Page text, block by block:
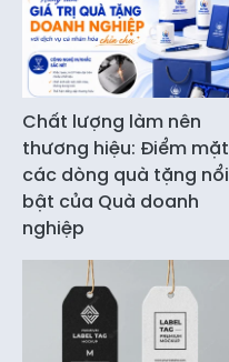
Chất lượng làm nên
thương hiệu: Điểm mặt
các dòng quà tặng nổi
bật của Quà doanh
nghiệp